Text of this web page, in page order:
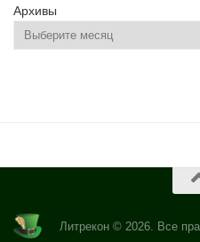
Архивы
Литрекон © 2026. Все